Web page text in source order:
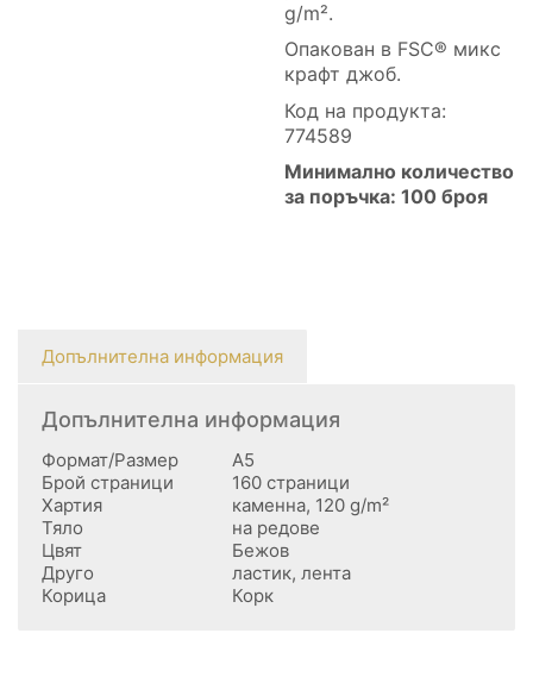
g/m².
Опакован в FSC® микс
крафт джоб.
Код на продукта:
774589
Минимално количество
за поръчка: 100 броя
Допълнителна информация
Допълнителна информация
Формат/Размер
А5
Брой страници
160 страници
Хартия
каменна, 120 g/m²
Тяло
на редове
Цвят
Бежов
Друго
ластик, лента
Корица
Корк